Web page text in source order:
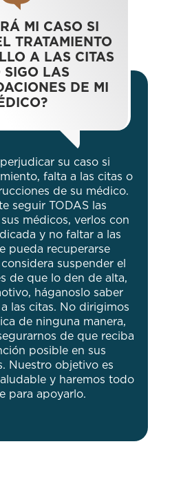
MI CASO SI
TRATAMIENTO
A LAS CITAS
SIGO LAS
DE MI
su caso si
falta a las citas o
de su médico.
seguir TODAS las
médicos, verlos con
y no faltar a las
pueda recuperarse
suspender el
de que lo den de alta,
háganoslo saber
las citas. No dirigimos
de ninguna manera,
de que reciba
posible en sus
Nuestro objetivo es
y haremos todo
para apoyarlo.